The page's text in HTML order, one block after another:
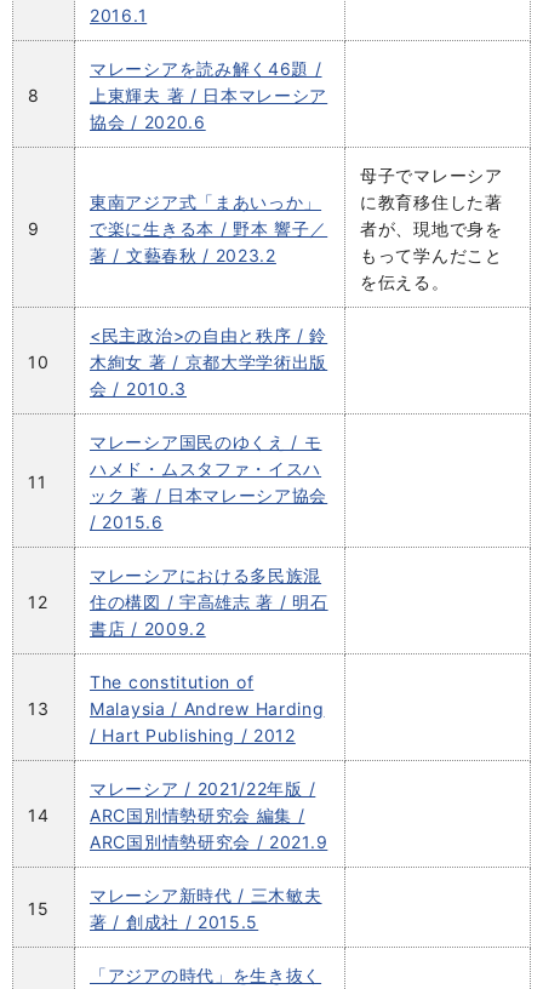
2016.1
8
マレーシアを読み解く46題 /
上東輝夫 著 / 日本マレーシア
協会 / 2020.6
9
東南アジア式「まあいっか」
で楽に生きる本 / 野本 響子／
著 / 文藝春秋 / 2023.2
母子でマレーシア
に教育移住した著
者が、現地で身を
もって学んだこと
を伝える。
10
<民主政治>の自由と秩序 / 鈴
木絢女 著 / 京都大学学術出版
会 / 2010.3
11
マレーシア国民のゆくえ / モ
ハメド・ムスタファ・イスハ
ック 著 / 日本マレーシア協会
/ 2015.6
12
マレーシアにおける多民族混
住の構図 / 宇高雄志 著 / 明石
書店 / 2009.2
13
The constitution of
Malaysia / Andrew Harding
/ Hart Publishing / 2012
14
マレーシア / 2021/22年版 /
ARC国別情勢研究会 編集 /
ARC国別情勢研究会 / 2021.9
15
マレーシア新時代 / 三木敏夫
著 / 創成社 / 2015.5
「アジアの時代」を生き抜く